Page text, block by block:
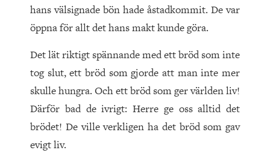
hans välsignade bön hade åstadkommit. De var
öppna för allt det hans makt kunde göra.
Det lät riktigt spännande med ett bröd som inte
tog slut, ett bröd som gjorde att man inte mer
skulle hungra. Och ett bröd som ger världen liv!
Därför bad de ivrigt: Herre ge oss alltid det
brödet! De ville verkligen ha det bröd som gav
evigt liv.